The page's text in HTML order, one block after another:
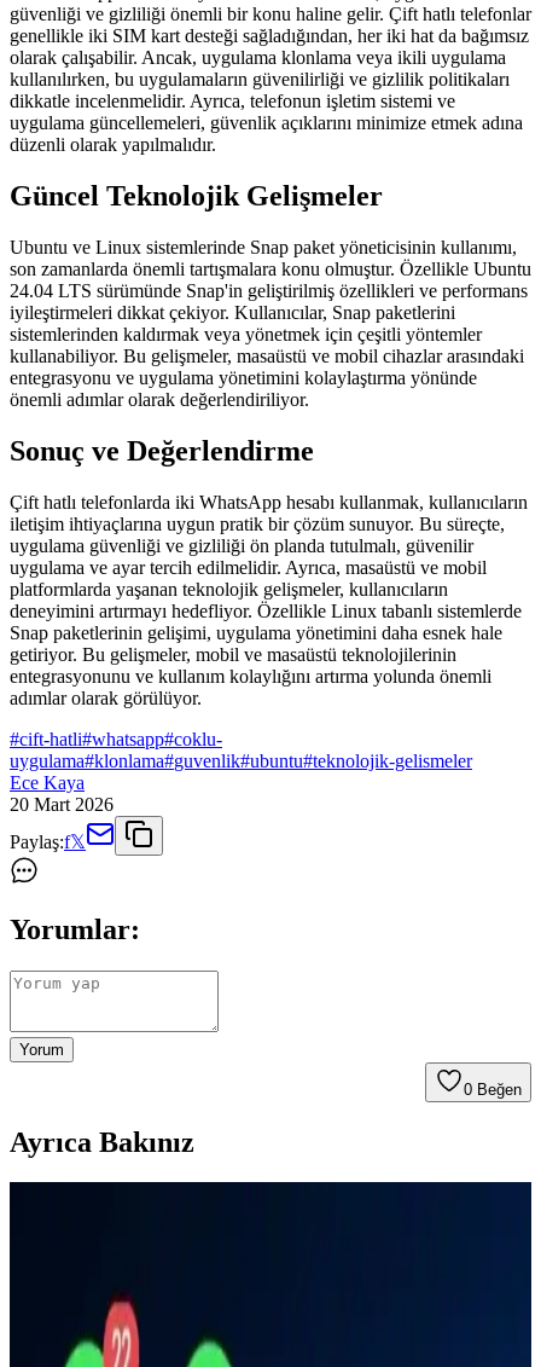
güvenliği ve gizliliği önemli bir konu haline gelir. Çift hatlı telefonlar
genellikle iki SIM kart desteği sağladığından, her iki hat da bağımsız
olarak çalışabilir. Ancak, uygulama klonlama veya ikili uygulama
kullanılırken, bu uygulamaların güvenilirliği ve gizlilik politikaları
dikkatle incelenmelidir. Ayrıca, telefonun işletim sistemi ve
uygulama güncellemeleri, güvenlik açıklarını minimize etmek adına
düzenli olarak yapılmalıdır.
Güncel Teknolojik Gelişmeler
Ubuntu ve Linux sistemlerinde Snap paket yöneticisinin kullanımı,
son zamanlarda önemli tartışmalara konu olmuştur. Özellikle Ubuntu
24.04 LTS sürümünde Snap'in geliştirilmiş özellikleri ve performans
iyileştirmeleri dikkat çekiyor. Kullanıcılar, Snap paketlerini
sistemlerinden kaldırmak veya yönetmek için çeşitli yöntemler
kullanabiliyor. Bu gelişmeler, masaüstü ve mobil cihazlar arasındaki
entegrasyonu ve uygulama yönetimini kolaylaştırma yönünde
önemli adımlar olarak değerlendiriliyor.
Sonuç ve Değerlendirme
Çift hatlı telefonlarda iki WhatsApp hesabı kullanmak, kullanıcıların
iletişim ihtiyaçlarına uygun pratik bir çözüm sunuyor. Bu süreçte,
uygulama güvenliği ve gizliliği ön planda tutulmalı, güvenilir
uygulama ve ayar tercih edilmelidir. Ayrıca, masaüstü ve mobil
platformlarda yaşanan teknolojik gelişmeler, kullanıcıların
deneyimini artırmayı hedefliyor. Özellikle Linux tabanlı sistemlerde
Snap paketlerinin gelişimi, uygulama yönetimini daha esnek hale
getiriyor. Bu gelişmeler, mobil ve masaüstü teknolojilerinin
entegrasyonunu ve kullanım kolaylığını artırma yolunda önemli
adımlar olarak görülüyor.
#cift-hatli#whatsapp#coklu-
uygulama#klonlama#guvenlik#ubuntu#teknolojik-gelismeler
Ece Kaya
20 Mart 2026
Paylaş:f𝕏
Yorumlar:
Yorum
0 Beğen
Ayrıca Bakınız
Çift hatlı telefonlarda iki WhatsApp hesabı kullanmak, güvenlik ve
teknik detaylar ile güncel teknolojik gelişmelerle iletişimi
kolaylaştırıyor.